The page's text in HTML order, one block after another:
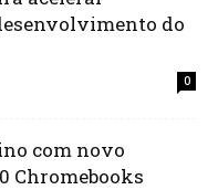
do
0
com novo
Chromebooks